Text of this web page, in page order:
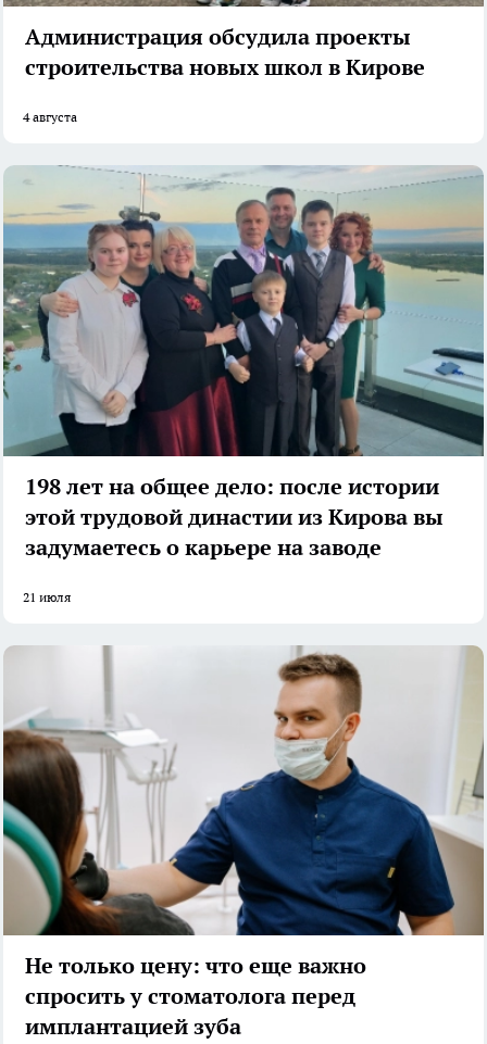
Администрация обсудила проекты
строительства новых школ в Кирове
4 августа
198 лет на общее дело: после истории
этой трудовой династии из Кирова вы
задумаетесь о карьере на заводе
21 июля
Не только цену: что еще важно
спросить у стоматолога перед
имплантацией зуба